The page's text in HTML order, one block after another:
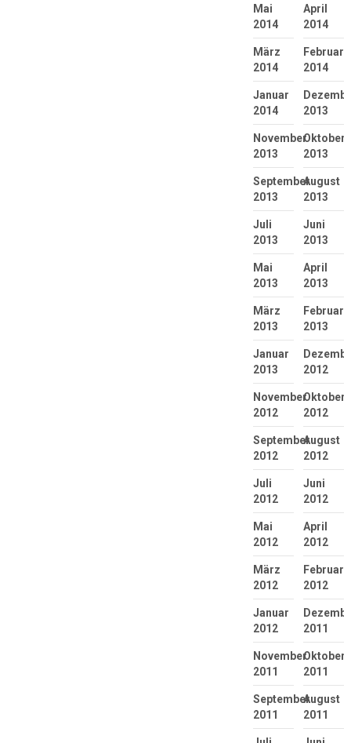
Mai
2014
April
2014
März
2014
Februar
2014
Januar
2014
2013
November
2013
Oktober
2013
September
2013
August
2013
Juli
2013
Juni
2013
Mai
2013
April
2013
März
2013
Februar
2013
Januar
2013
2012
November
2012
Oktober
2012
September
2012
August
2012
Juli
2012
Juni
2012
Mai
2012
April
2012
März
2012
Februar
2012
Januar
2012
2011
November
2011
Oktober
2011
September
2011
August
2011